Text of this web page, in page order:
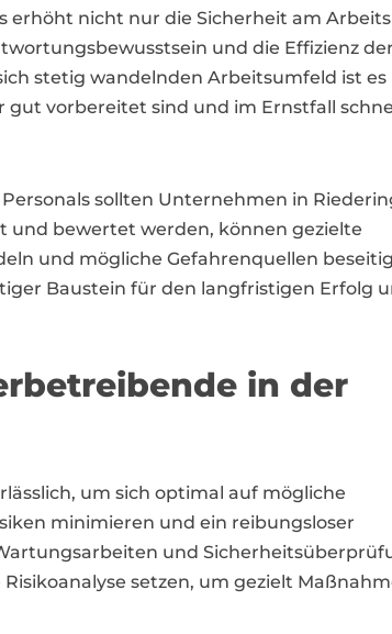
erhöht nicht nur die Sicherheit am
und die Effizienz der
stetig wandelnden Arbeitsumfeld ist es
gut vorbereitet sind und im Ernstfall
sollten Unternehmen in
und bewertet werden, können gezielte
und mögliche Gefahrenquellen
Baustein für den langfristigen Erfolg
in der
um sich optimal auf mögliche
minimieren und ein reibungsloser
und
setzen, um gezielt